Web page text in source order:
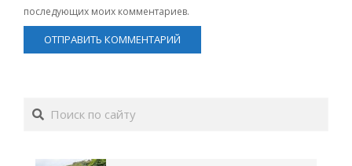
последующих моих комментариев.
Поиск